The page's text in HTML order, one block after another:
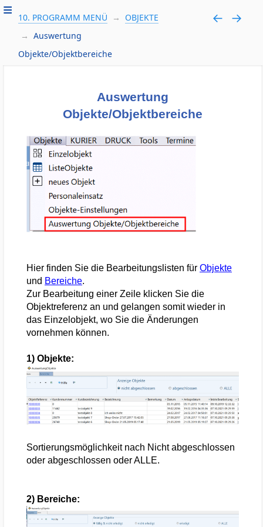
10. PROGRAMM MENÜ
OBJEKTE
Auswertung
Objekte/Objektbereiche
Auswertung
Objekte/Objektbereiche
Hier finden Sie die Bearbeitungslisten für Objekte
und Bereiche.
Zur Bearbeitung einer Zeile klicken Sie die
Objektreferenz an und gelangen somit wieder in
das Einzelobjekt, wo Sie die Änderungen
vornehmen können.
1) Objekte:
Sortierungsmöglichkeit nach Nicht abgeschlossen
oder abgeschlossen oder ALLE.
2) Bereiche: